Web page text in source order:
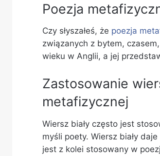
Poezja
Czy słyszałeś, że poezja
związanych z bytem,
wieku w Anglii, a jej
Zastosowanie
metafizycznej
Wiersz biały często jest
myśli poety. Wiersz biały
jest z kolei stosowany w